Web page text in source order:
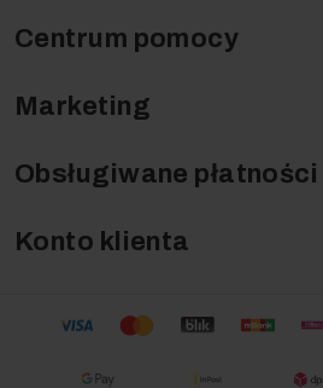
Centrum pomocy
Marketing
Obsługiwane płatności
Konto klienta